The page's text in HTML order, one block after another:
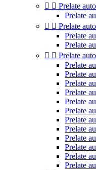
  Prelate
Prelate
  Prelate
Prelate
Prelate
  Prelate
Prelate
Prelate
Prelate
Prelate
Prelate
Prelate
Prelate
Prelate
Prelate
Prelate
Prelate
Prelate